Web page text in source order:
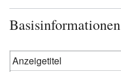
Basisinformationen
Anzeigetitel